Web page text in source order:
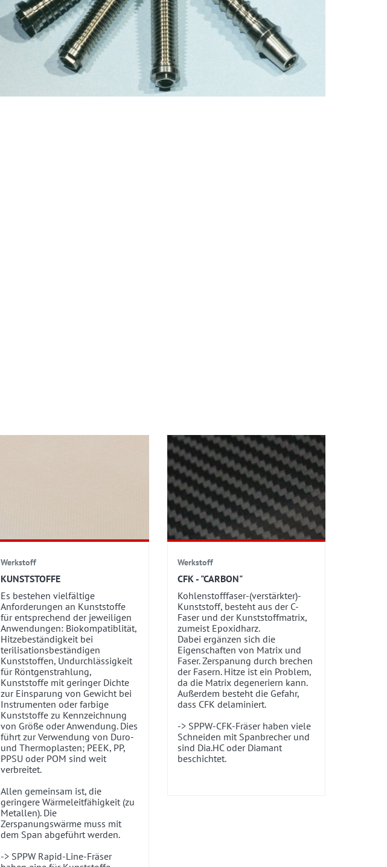
Werkstoff
KUNSTSTOFFE
Es bestehen vielfältige
Anforderungen an Kunststoffe
für entsprechend der jeweiligen
Anwendungen: Biokompatiblität,
Hitzebeständigkeit bei
terilisationsbeständigen
Kunststoffen, Undurchlässigkeit
für Röntgenstrahlung,
Kunststoffe mit geringer Dichte
zur Einsparung von Gewicht bei
Instrumenten oder farbige
Kunststoffe zu Kennzeichnung
von Größe oder Anwendung. Dies
führt zur Verwendung von Duro-
und Thermoplasten; PEEK, PP,
PPSU oder POM sind weit
verbreitet.
Allen gemeinsam ist, die
geringere Wärmeleitfähigkeit (zu
Metallen). Die
Zerspanungswärme muss mit
dem Span abgeführt werden.
-> SPPW Rapid-Line-Fräser
Werkstoff
CFK - "CARBON"
Kohlenstofffaser-(verstärkter)-
Kunststoff, besteht aus der C-
Faser und der Kunststoffmatrix,
zumeist Epoxidharz.
Dabei ergänzen sich die
Eigenschaften von Matrix und
Faser. Zerspanung durch brechen
der Fasern. Hitze ist ein Problem,
da die Matrix degeneriern kann.
Außerdem besteht die Gefahr,
dass CFK delaminiert.
-> SPPW-CFK-Fräser haben viele
Schneiden mit Spanbrecher und
sind Dia.HC oder Diamant
beschichtet.